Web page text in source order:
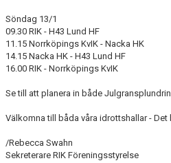
Söndag 13/1
09.30 RIK - H43 Lund HF
11.15 Norrköpings KvIK - Nacka HK
14.15 Nacka HK - H43 Lund HF
16.00 RIK - Norrköpings KvIK
Se till att planera in både
Välkomna till båda våra idrottshallar -
/Rebecca Swahn
Sekreterare RIK Föreningsstyrelse